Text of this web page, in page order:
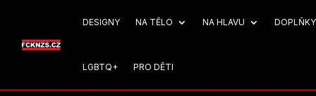
DESIGNY NA TĚLO NA HLAVU DOPLŇKY
LGBTQ+ PRO DĚTI